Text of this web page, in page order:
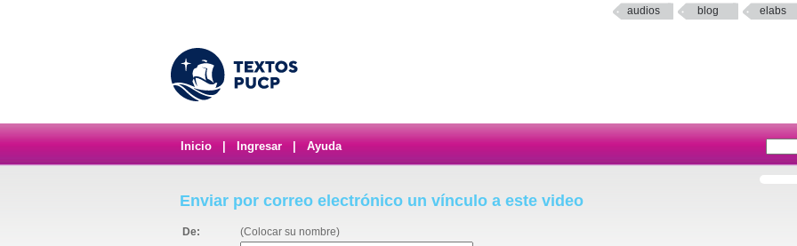
audios blog elabs
Inicio Ingresar Ayuda
Enviar por correo electrónico un vínculo a este video
De: (Colocar su nombre)